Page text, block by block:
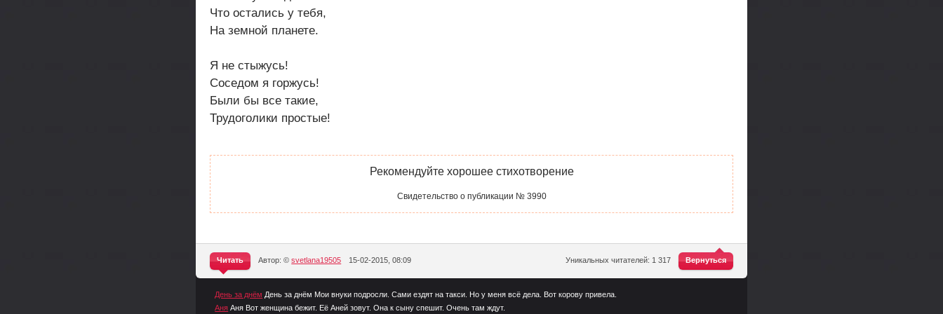
Что остались у тебя,
На земной планете.
Я не стыжусь!
Соседом я горжусь!
Были бы все такие,
Трудоголики простые!
Рекомендуйте хорошее стихотворение
Свидетельство о публикации № 3990
Вернуться
Уникальных читателей: 1 317
Читать
^
Автор: ©svetlana19505 15-02-2015, 08:09
День за днём День за днём Мои внуки подросли. Сами ездят на такси. Но у меня всё дела. Вот корову привела.
Аня Аня Вот женщина бежит. Её Аней зовут. Она к сыну спешит. Очень там ждут.